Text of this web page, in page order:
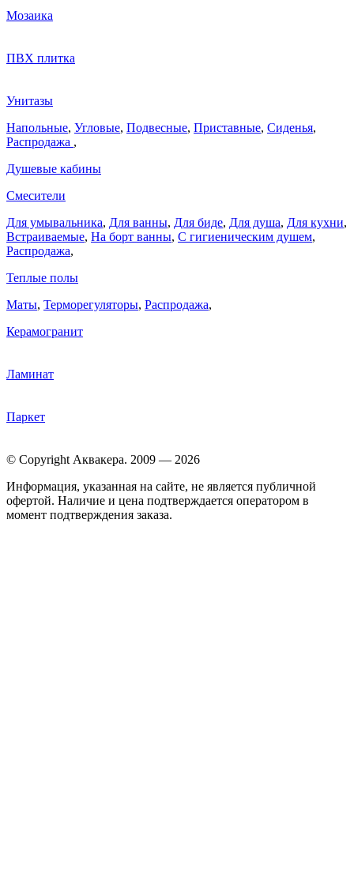
Мозаика
ПВХ плитка
Унитазы
Напольные, Угловые, Подвесные, Приставные, Сиденья,
Распродажа ,
Душевые кабины
Смесители
Для умывальника, Для ванны, Для биде, Для душа, Для кухни,
Встраиваемые, На борт ванны, C гигиеническим душем,
Распродажа,
Теплые полы
Маты, Терморегуляторы, Распродажа,
Керамогранит
Ламинат
Паркет
© Copyright Аквакера. 2009 — 2026
Информация, указанная на сайте, не является публичной
офертой. Наличие и цена подтверждается оператором в
момент подтверждения заказа.